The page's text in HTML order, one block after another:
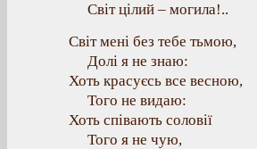
Світ цілий – могила!..
Світ мені без тебе тьмою,
Долі я не знаю:
Хоть красуєсь все весною,
Того не видаю:
Хоть співають соловії
Того я не чую,